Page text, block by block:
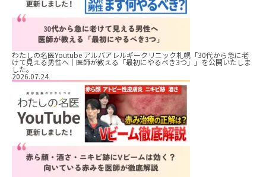
わたしの名医Youtube アルバアレルギークリニック札幌「30代から急に老
けて見える男性へ｜医師が教える「最初にやるべき3つ」」を公開いたしま
した。
2026.07.24